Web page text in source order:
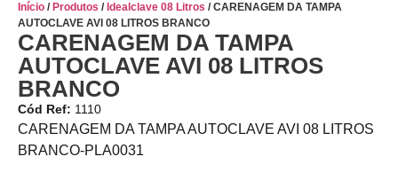
Início / Produtos / Idealclave 08 Litros / CARENAGEM DA TAMPA
AUTOCLAVE AVI 08 LITROS BRANCO
CARENAGEM DA TAMPA
AUTOCLAVE AVI 08 LITROS
BRANCO
Cód Ref: 1110
CARENAGEM DA TAMPA AUTOCLAVE AVI 08 LITROS
BRANCO-PLA0031